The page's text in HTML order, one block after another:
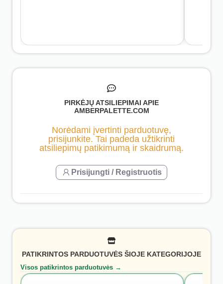
PIRKĖJŲ ATSILIEPIMAI APIE
AMBERPALETTE.COM
Norėdami įvertinti parduotuvę,
prisijunkite. Tai padeda užtikrinti
atsiliepimų patikimumą ir skaidrumą.
Prisijungti / Registruotis
PATIKRINTOS PARDUOTUVĖS ŠIOJE KATEGORIJOJE
Visos patikrintos parduotuvės →